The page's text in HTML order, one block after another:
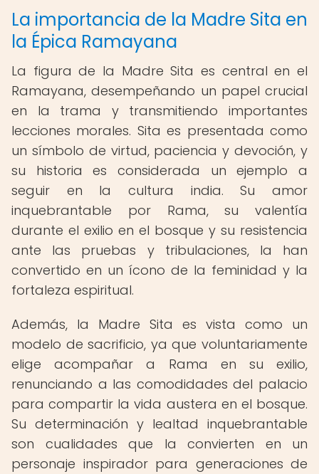
La importancia de la Madre Sita en
la Épica Ramayana
La figura de la Madre Sita es central en el
Ramayana, desempeñando un papel crucial
en la trama y transmitiendo importantes
lecciones morales. Sita es presentada como
un símbolo de virtud, paciencia y devoción, y
su historia es considerada un ejemplo a
seguir en la cultura india. Su amor
inquebrantable por Rama, su valentía
durante el exilio en el bosque y su resistencia
ante las pruebas y tribulaciones, la han
convertido en un ícono de la feminidad y la
fortaleza espiritual.
Además, la Madre Sita es vista como un
modelo de sacrificio, ya que voluntariamente
elige acompañar a Rama en su exilio,
renunciando a las comodidades del palacio
para compartir la vida austera en el bosque.
Su determinación y lealtad inquebrantable
son cualidades que la convierten en un
personaje inspirador para generaciones de